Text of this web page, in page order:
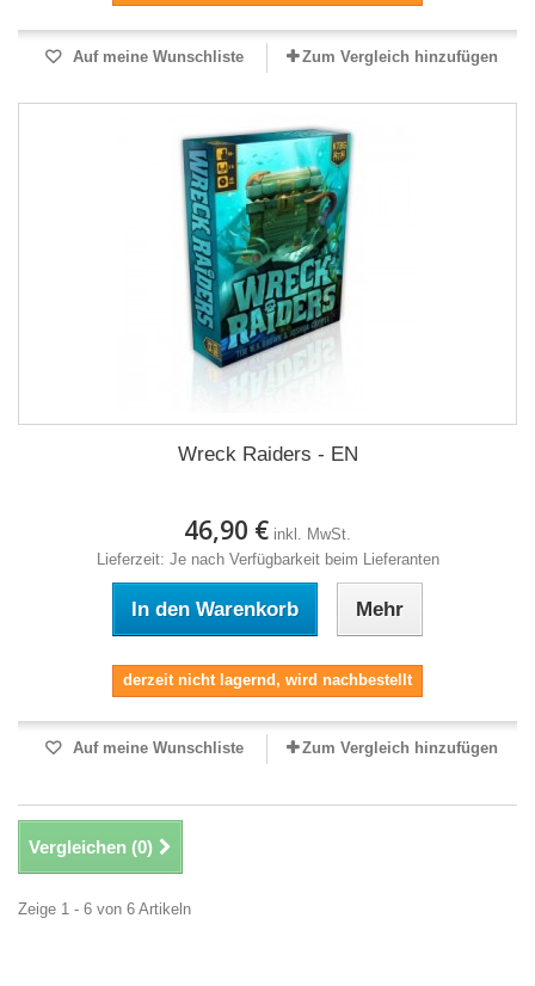
Auf meine Wunschliste Zum Vergleich hinzufügen
Wreck Raiders - EN
46,90 € inkl. MwSt.
Lieferzeit: Je nach Verfügbarkeit beim Lieferanten
In den Warenkorb Mehr
derzeit nicht lagernd, wird nachbestellt
Auf meine Wunschliste Zum Vergleich hinzufügen
Vergleichen (0)
Zeige 1 - 6 von 6 Artikeln